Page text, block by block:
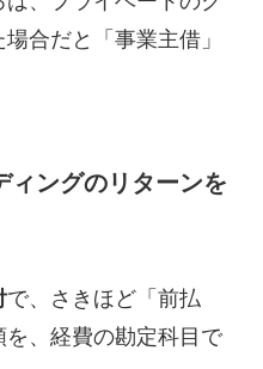
合だと「事業主借」
ィングのリターンを
で、さきほど「前払
、経費の勘定科目で